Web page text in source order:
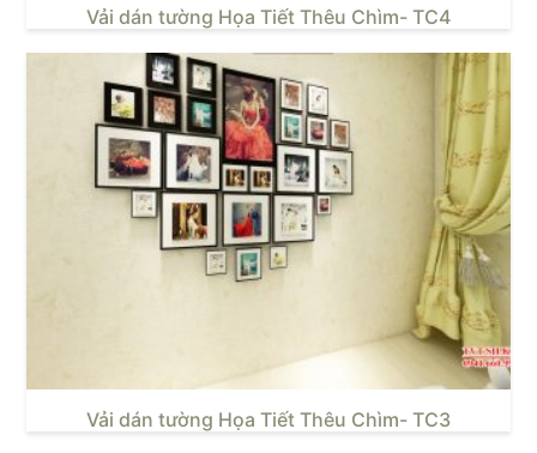
Vải dán tường Họa Tiết Thêu Chìm- TC4
Vải dán tường Họa Tiết Thêu Chìm- TC3